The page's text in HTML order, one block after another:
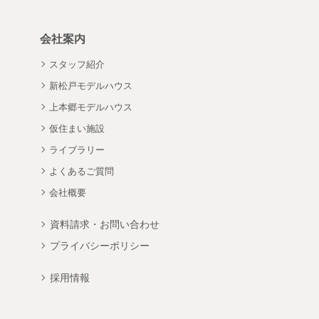
会社案内
スタッフ紹介
新松戸モデルハウス
上本郷モデルハウス
仮住まい施設
ライブラリー
よくあるご質問
会社概要
資料請求・お問い合わせ
プライバシーポリシー
採用情報